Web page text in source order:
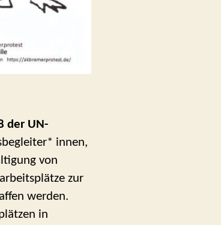
der UN-
innen,
von
zur
werden.
in